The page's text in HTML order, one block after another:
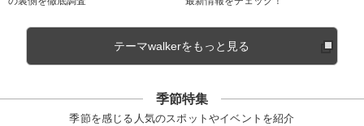
テーマwalkerをもっと見る
季節特集
季節を感じる人気のスポットやイベントを紹介